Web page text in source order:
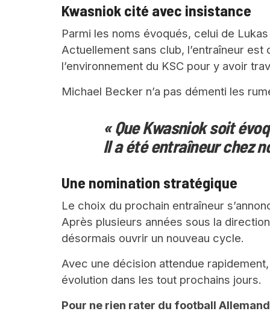
Kwasniok cité avec insistance
Parmi les noms évoqués, celui de
Actuellement sans club, l’entraîneur
l’environnement du KSC pour y avoir
Michael Becker n’a pas démenti les
« Que Kwasniok soit
Il a été entraîneur chez
Une nomination stratégique
Le choix du prochain entraîneur
Après plusieurs années sous la
désormais ouvrir un nouveau cycle.
Avec une décision attendue
évolution dans les tout prochains jours.
Pour ne rien rater du football